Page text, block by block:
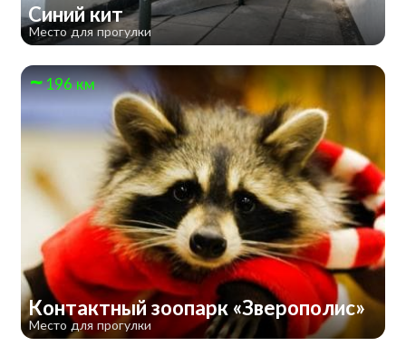
Синий кит
Место для прогулки
196 км
Контактный зоопарк «Зверополис»
Место для прогулки